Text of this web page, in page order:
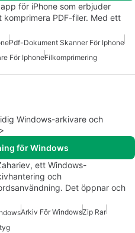
för iPhone som erbjuder
PDF-filer. Med ett
Pdf-Dokument Skanner För Iphone
För IphoneFilkomprimering
Windows-arkivare och
för Windows
ett Windows-
och
Det öppnar och
Arkiv För WindowsZip Rar